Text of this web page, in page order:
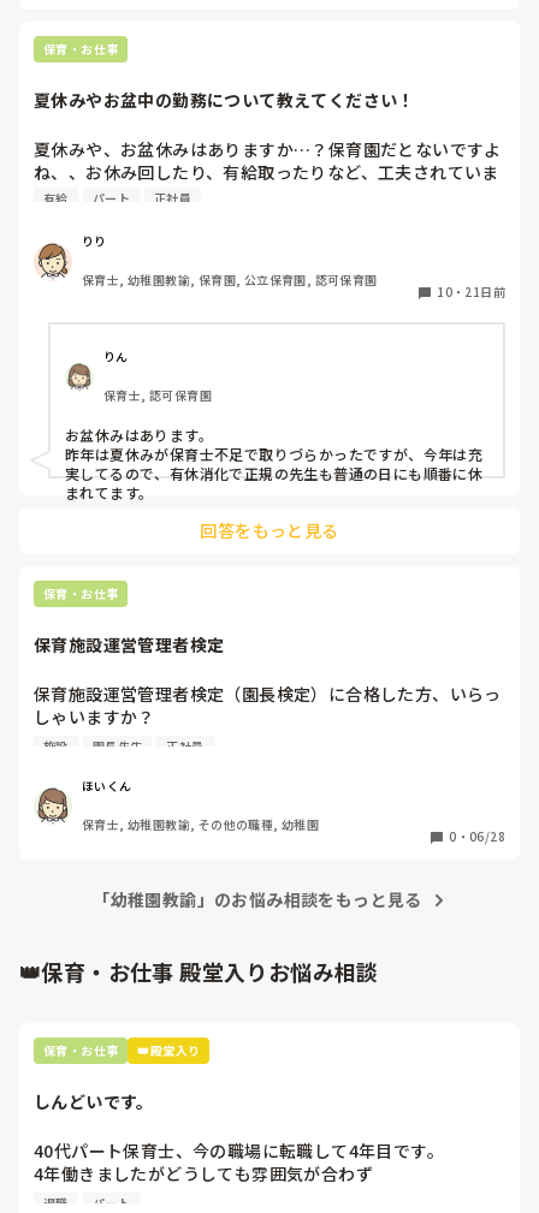
思うんですが、みなさんの職場はどうですか？
います。
あと、仕事中にプライベートな話を聞かされるの嫌じゃない
ですか？一緒になって勤務外に私語をしてると思われるので
私は嫌だなーと感じます。
（休憩時間に他人のプライベート聞くのもそんなに好きでは
ないです。自分の時間が欲しいと思ってしまう派です。）
実習生のわたしがいるのに、
「ここの職場はそろそろ辞めるわ〜」とか言ってたり、園長先
社員閲覧メール見せてくるし🙄！
保育・お仕事
夏休みやお盆中の勤務について教えてください！
夏休みや、お盆休みはありますか…？保育園だとないですよ
ね、、お休み回したり、有給取ったりなど、工夫されていま
すか？🍉
有給 パート 正社員
りり
保育士, 幼稚園教諭, 保育園, 公立保育園, 認可保育園
10・ 21日前
りん
保育士, 認可保育園
お盆休みはあります。
昨年は夏休みが保育士不足で取りづらかったですが、今年は充
実してるので、有休消化で正規の先生も普通の日にも順番に休
まれてます。
回答をもっと見る
保育・お仕事
保育施設運営管理者検定
保育施設運営管理者検定（園長検定）に合格した方、いらっ
しゃいますか？
録しないと、保育施設運営管理者検定に合格した！と言えな
いのでしょうか？
施設 園長先生 正社員
ほいくん
保育士, 幼稚園教諭, その他の職種, 幼稚園
0 ・ 06/28
「幼稚園教諭」のお悩み相談をもっと見る
👑保育・お仕事 殿堂入りお悩み相談
保育・お仕事 👑殿堂入り
しんどいです。
40代パート保育士、今の職場に転職して4年目です。
4年働きましたがどうしても雰囲気が合わず
退職しようと思っています。
退職 パート